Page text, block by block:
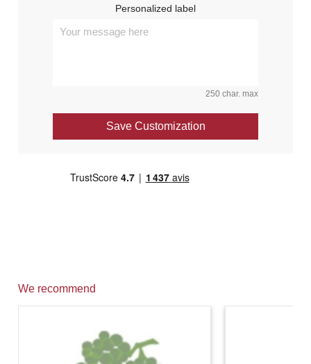
Personalized label
250 char. max
Save Customization
We recommend